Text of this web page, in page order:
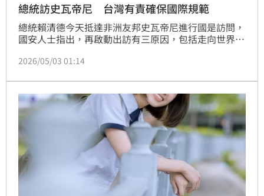
總統訪史瓦帝尼 台灣有責確保國際規範
總統賴清德今天抵達非洲友邦史瓦帝尼進行國是訪問，
國安人士指出，再啟動出訪有三原因，包括走向世界是
請，以及台灣有責任和所有民主友盟致力於確保國際規
2026/05/03 01:14